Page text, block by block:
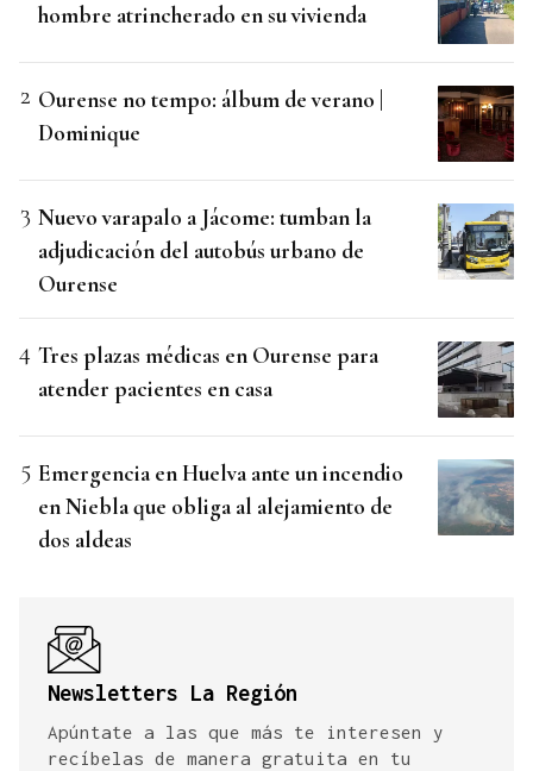
hombre atrincherado en su vivienda
Ourense no tempo: álbum de verano |
Dominique
Nuevo varapalo a Jácome: tumban la
adjudicación del autobús urbano de
Ourense
Tres plazas médicas en Ourense para
atender pacientes en casa
Emergencia en Huelva ante un incendio
en Niebla que obliga al alejamiento de
dos aldeas
Newsletters La Región
Apúntate a las que más te interesen y
recíbelas de manera gratuita en tu